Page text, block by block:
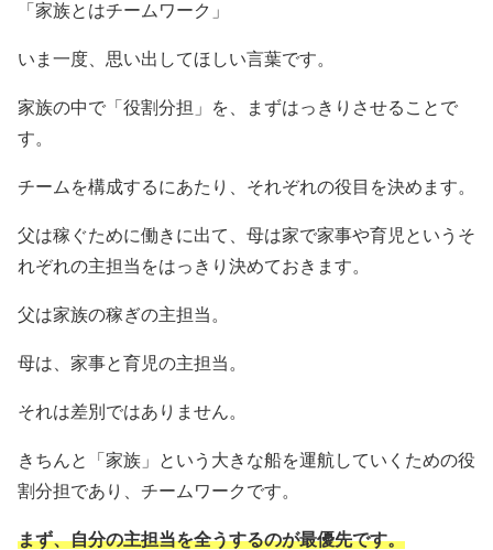
「家族とはチームワーク」
いま一度、思い出してほしい言葉です。
家族の中で「役割分担」を、まずはっきりさせることで
す。
チームを構成するにあたり、それぞれの役目を決めます。
父は稼ぐために働きに出て、母は家で家事や育児というそ
れぞれの主担当をはっきり決めておきます。
父は家族の稼ぎの主担当。
母は、家事と育児の主担当。
それは差別ではありません。
きちんと「家族」という大きな船を運航していくための役
割分担であり、チームワークです。
まず、自分の主担当を全うするのが最優先です。